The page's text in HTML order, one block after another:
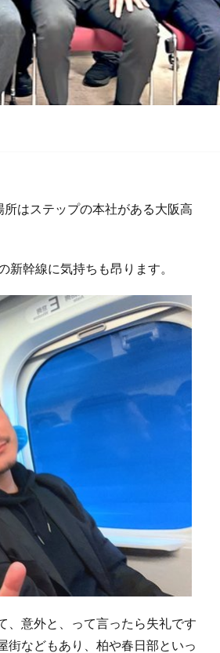
はステップの本社がある大阪高
幹線に気持ちも昂ります。
、意外と、って言ったら失礼です
街などもあり、柏や春日部といっ